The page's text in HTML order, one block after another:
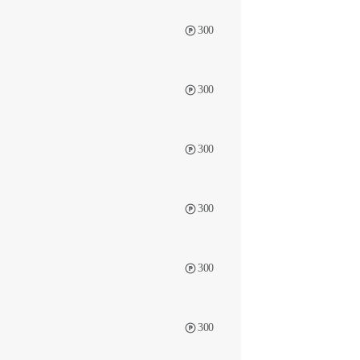
300
300
300
300
300
300